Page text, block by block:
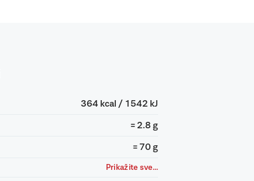
364 kcal / 1542 kJ
= 2.8 g
= 70 g
Prikažite sve...